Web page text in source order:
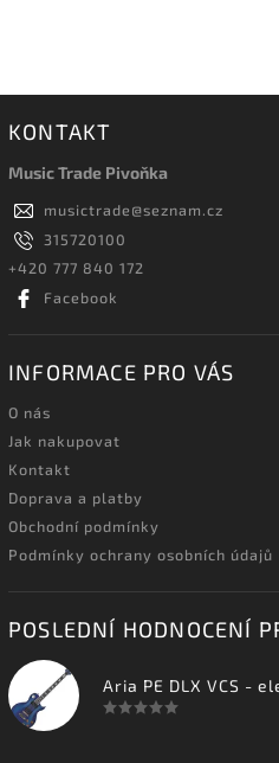
KONTAKT
Music Trade Pivoňka
musictrade@seznam.cz
315720100
+420 777 840 172
Facebook
INFORMACE PRO VÁS
O nás
Jak nakupovat
Kontakt
Doprava a platby
Obchodní podmínky
Podmínky ochrany osobních údajů
POSLEDNÍ HODNOCENÍ